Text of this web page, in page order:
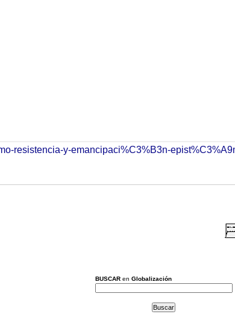
resistencia-y-emancipaci%C3%B3n-
BUSCARen Globalización